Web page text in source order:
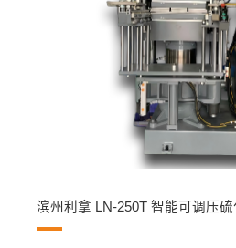
滨州利拿 LN-250T 智能可调压